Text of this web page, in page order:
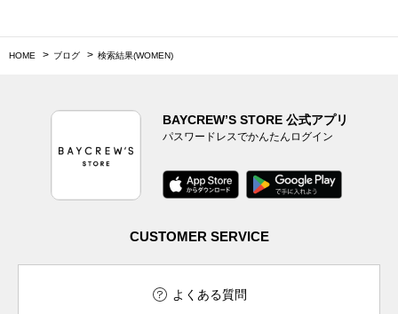
HOME ブログ 検索結果(WOMEN)
BAYCREW’S STORE 公式アプリ
パスワードレスでかんたんログイン
CUSTOMER SERVICE
よくある質問